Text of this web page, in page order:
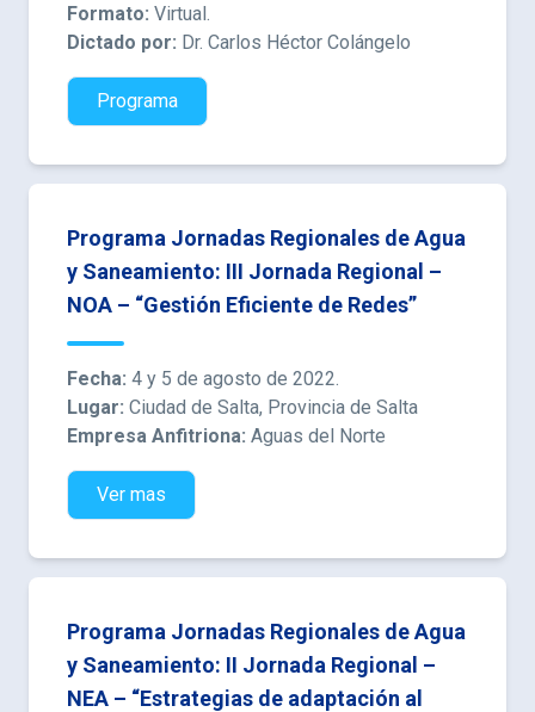
Formato: Virtual.
Dictado por: Dr. Carlos Héctor Colángelo
Programa
Programa Jornadas Regionales de Agua
y Saneamiento: III Jornada Regional –
NOA – “Gestión Eficiente de Redes”
Fecha: 4 y 5 de agosto de 2022.
Lugar: Ciudad de Salta, Provincia de Salta
Empresa Anfitriona: Aguas del Norte
Ver mas
Programa Jornadas Regionales de Agua
y Saneamiento: II Jornada Regional –
NEA – “Estrategias de adaptación al